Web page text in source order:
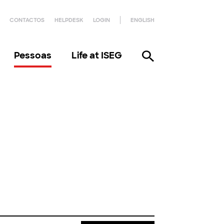
CONTACTOS HELPDESK LOGIN ENGLISH
Pessoas Life at ISEG